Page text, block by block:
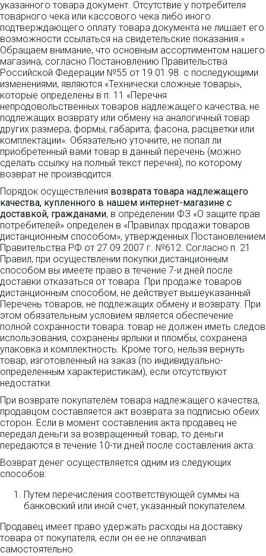
указанного товара документ. Отсутствие у потребителя
товарного чека или кассового чека либо иного
подтверждающего оплату товара документа не лишает его
возможности ссылаться на свидетельские показания.»
Обращаем внимание, что основным ассортиментом нашего
магазина, согласно Постановлению Правительства
Российской Федерации №55 от 19.01.98. с последующими
изменениями, являются «Технически сложные товары»,
которые определены в п. 11 «Перечня
непродовольственных товаров надлежащего качества, не
подлежащих возврату или обмену на аналогичный товар
других размера, формы, габарита, фасона, расцветки или
комплектации». Обязательно уточните, не попал ли
приобретенный вами товар в данный перечень (можно
сделать ссылку на полный текст перечня), по которому
возврат не производится.
Порядок осуществления возврата товара надлежащего
качества, купленного в нашем интернет-магазине с
доставкой, гражданами, в определении ФЗ «О защите прав
потребителей» определен в «Правилах продажи товаров
дистанционным способом», утвержденных Постановлением
Правительства РФ от 27.09.2007 г. №612. Согласно п. 21
Правил, при осуществлении покупки дистанционным
способом вы имеете право в течение 7-и дней после
доставки отказаться от товара. При продаже товаров
дистанционным способом, не действует вышеуказанный
Перечень товаров, не подлежащих обмену и возврату. При
этом обязательным условием является обеспечение
полной сохранности товара: товар не должен иметь следов
использования, сохранены ярлыки и пломбы, сохранена
упаковка и комплектность. Кроме того, нельзя вернуть
товар, изготовленный на заказ (по индивидуально-
определенным характеристикам), если отсутствуют
недостатки.
При возврате покупателем товара надлежащего качества,
продавцом составляется акт возврата за подписью обеих
сторон. Если в момент составления акта продавец не
передал деньги за возвращенный товар, то деньги
передаются в течение 10-ти дней после составления акта.
Возврат денег осуществляется одним из следующих
способов:
Путем перечисления соответствующей суммы на
банковский или иной счет, указанный покупателем.
Продавец имеет право удержать расходы на доставку
товара от покупателя, если он ее не оплачивал
самостоятельно.